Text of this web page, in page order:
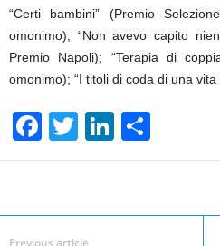
“Certi bambini” (Premio
omonimo); “Non avevo capito
Premio Napoli); “Terapia di
omonimo); “I titoli di coda di una vita
F
a
e
T
wi
er
Li
n
e
h
e
Previous article